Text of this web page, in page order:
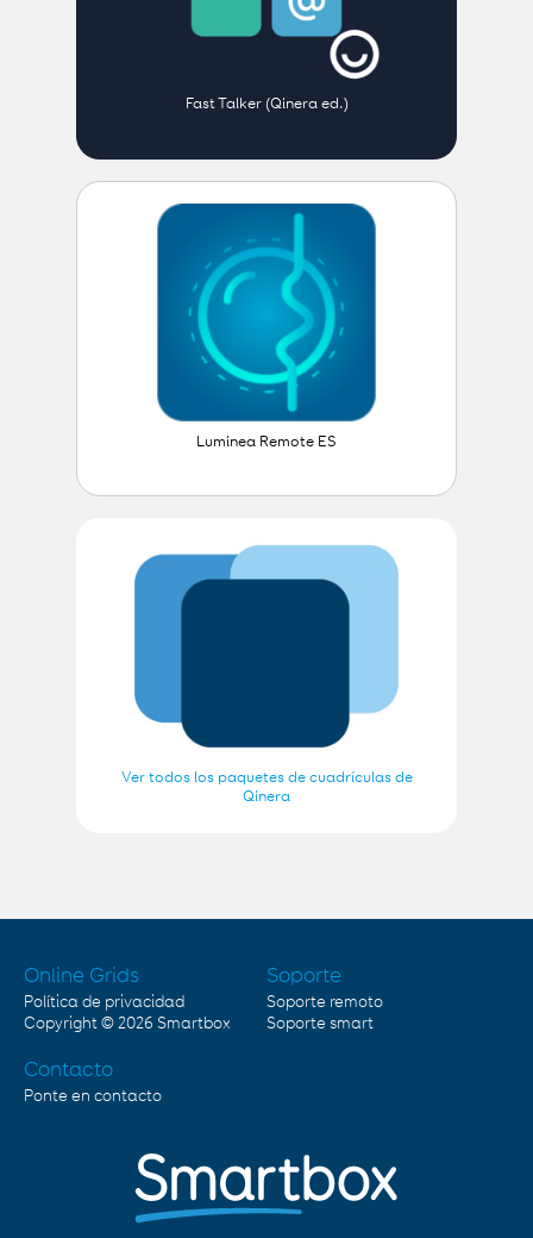
Fast Talker (Qinera ed.)
Luminea Remote ES
Ver todos los paquetes de cuadrículas de
Qinera
Online Grids
Política de privacidad
Copyright © 2026 Smartbox
Soporte
Soporte remoto
Soporte smart
Contacto
Ponte en contacto